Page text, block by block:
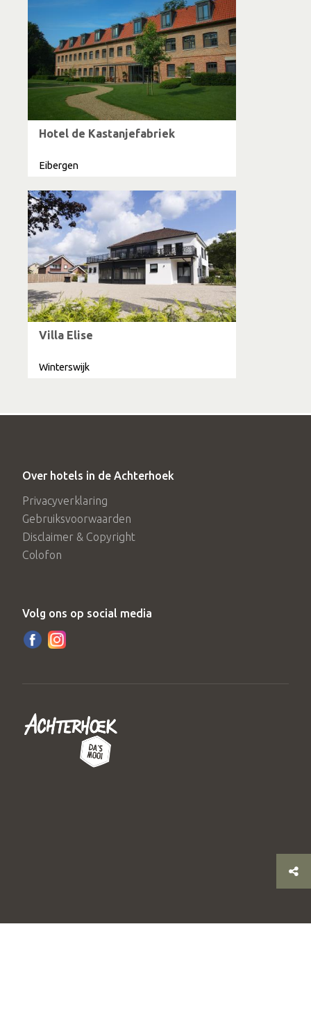
Hotel de Kastanjefabriek
Eibergen
Villa Elise
Winterswijk
Over hotels in de Achterhoek
Privacyverklaring
Gebruiksvoorwaarden
Disclaimer & Copyright
Colofon
Volg ons op social media